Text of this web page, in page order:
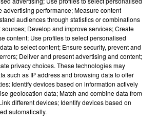
min 16 sec)
infos du grand Toulouse
advertising performance; Measure content
audiences through statistics or combinations
sources; Develop and improve services; Create
content; Use profiles to select personalised
to select content; Ensure security, prevent and
Deliver and present advertising and content;
privacy choices. These technologies may
such as IP address and browsing data to offer
Identify devices based on information actively
geolocation data; Match and combine data from
different devices; Identify devices based on
automatically.